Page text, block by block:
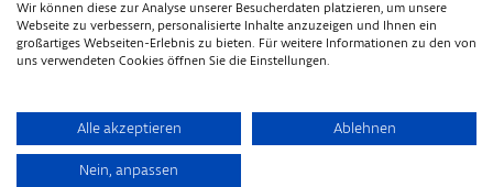
Copyright © 2014 • Schwarz-Gold Aktuelles • Finch Theme
Wir können diese zur Analyse unserer Besucherdaten platzieren, um unsere
Webseite zu verbessern, personalisierte Inhalte anzuzeigen und Ihnen ein
großartiges Webseiten-Erlebnis zu bieten. Für weitere Informationen zu den von
uns verwendeten Cookies öffnen Sie die Einstellungen.
Alle akzeptieren Ablehnen
Nein, anpassen